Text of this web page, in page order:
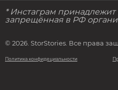
* Инстаграм
запрещённая в РФ
© 2026. StorStories. Все права
Политика конфидециальности